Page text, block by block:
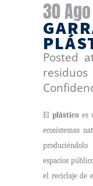
30 Ago
Posted
residuos
El plástico es
ecosistemas
espacios
el reciclaje de